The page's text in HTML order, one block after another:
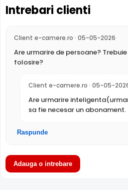
Camera DAHUA P5D-5F-PV-
autoretractabil ce filtreaza
culorilor, iar pe timpul noptii
permite luminii in infrarosu sa
Intrebari clienti
Client e-camere.ro · 05-05-2026
Are urmarire de persoane?
folosire?
Client e-camere.ro · 05-05-
Are urmarire
sa fie necesar un abonament.
Raspunde
Adauga o intrebare